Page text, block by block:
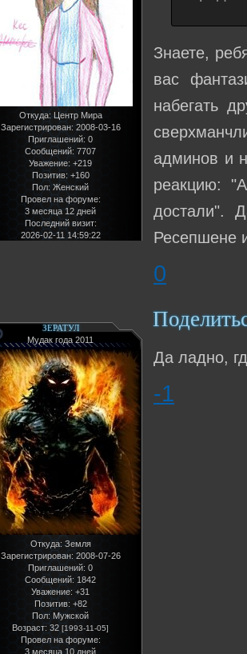
Откуда:Центр Мира
Зарегистрирован: 2008-03-16
Приглашений: 0
Сообщений: 7707
Уважение: +219
Позитив: +160
Пол:Женский
Провел на форуме:
3 месяца 12 дней
Последний визит:
2026-02-11 14:59:22
Знаете,
вас
набегать
админов и
реакцию:
достали".
Ресепшене
0
ЗЕРАТУЛ
Мудак года 2011
Откуда: Земля
Зарегистрирован: 2008-07-26
Приглашений: 0
Сообщений: 1842
Уважение: +31
Позитив: +82
Пол: Мужской
Возраст: 32 [1993-11-05]
Провел на форуме:
3 месяца 10 дней
Да ладно,
-1